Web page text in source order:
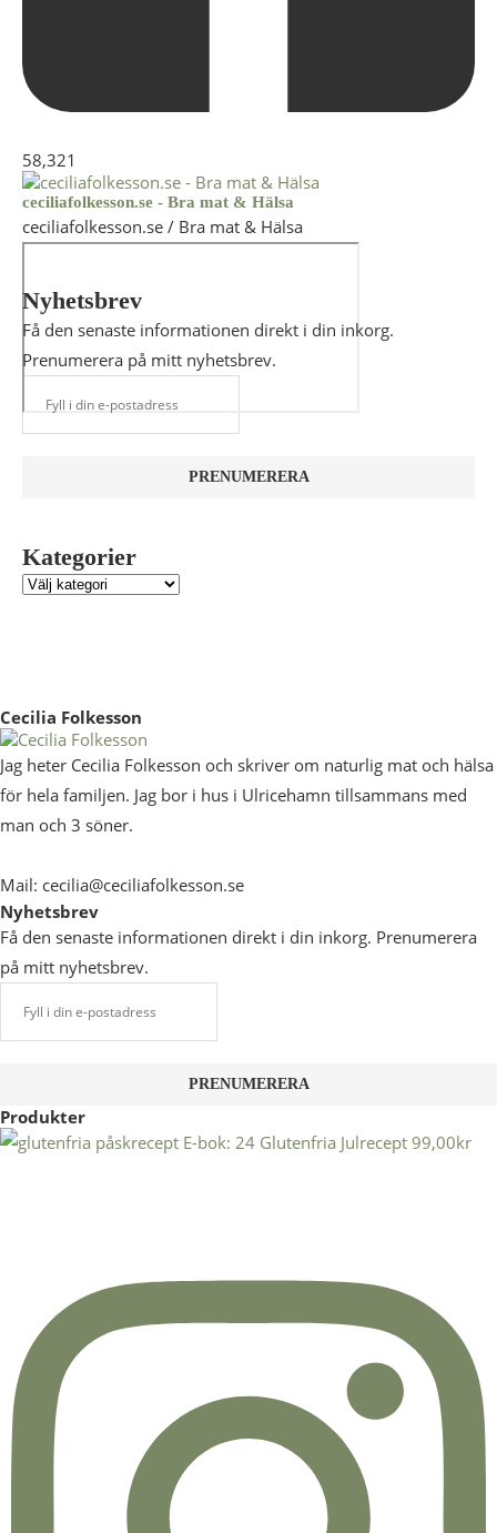
58,321
ceciliafolkesson.se - Bra mat & Hälsa
ceciliafolkesson.se / Bra mat & Hälsa
Nyhetsbrev
Få den senaste informationen direkt i din inkorg.
Prenumerera på mitt nyhetsbrev.
Kategorier
Cecilia Folkesson
Jag heter Cecilia Folkesson och skriver om naturlig mat och hälsa
för hela familjen. Jag bor i hus i Ulricehamn tillsammans med
man och 3 söner.
Mail: cecilia@ceciliafolkesson.se
Nyhetsbrev
Få den senaste informationen direkt i din inkorg. Prenumerera
på mitt nyhetsbrev.
Produkter
E-bok: 24 Glutenfria Julrecept 99,00kr